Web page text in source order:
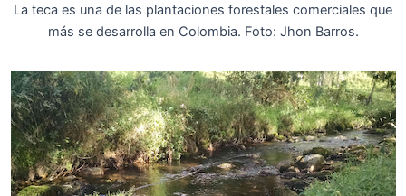
La teca es una de las plantaciones forestales comerciales que
más se desarrolla en Colombia. Foto: Jhon Barros.